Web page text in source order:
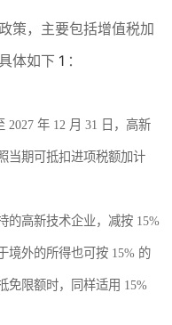
策，主要包括增值税加
体如下 1 ：
2027 年 12 月 31 日，高新
当期可抵扣进项税额加计
的高新技术企业，减按 15%
境外的所得也可按 15% 的
免限额时，同样适用 15%